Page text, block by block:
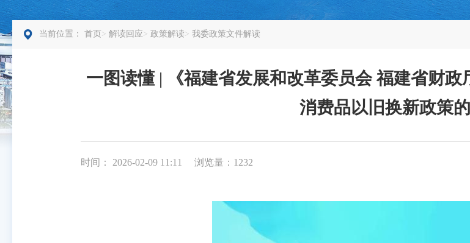
当前位置： 首页 解读回应 政策解读 我委政策文件解读
一图读懂 | 《福建省发展和改革委员会 福建省财政
消费品以旧换新政策的
时间： 2026-02-09 11:11 浏览量：1232